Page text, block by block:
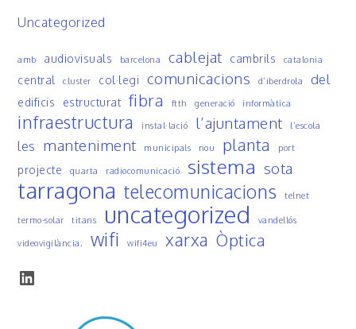
Uncategorized
amb audiovisuals barcelona cablejat cambrils catalonia
central cluster col·legi comunicacions d’iberdrola del
edificis estructurat fibra ftth generació informàtica
infraestructura instal·lació l’ajuntament l’escola
les manteniment municipals nou planta port
projecte quarta radiocomunicació sistema sota
tarragona telecomunicacions telnet
termo-solar titans uncategorized vandellós
videovigilància, wifi wifi4eu xarxa Òptica
LinkedIn